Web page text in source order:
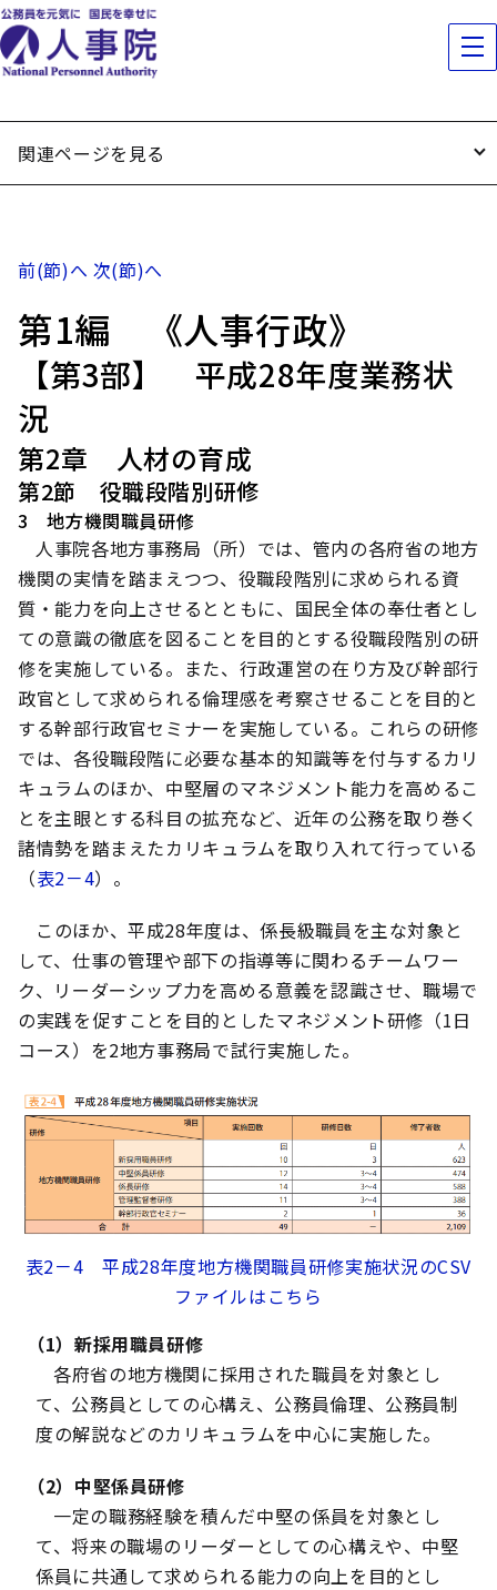
関連ページを見る
前(節)へ 次(節)へ
第1編 《人事行政》
【第3部】 平成28年度業務状
況
第2章 人材の育成
第2節 役職段階別研修
3 地方機関職員研修
人事院各地方事務局（所）では、管内の各府省の地方
機関の実情を踏まえつつ、役職段階別に求められる資
質・能力を向上させるとともに、国民全体の奉仕者とし
ての意識の徹底を図ることを目的とする役職段階別の研
修を実施している。また、行政運営の在り方及び幹部行
政官として求められる倫理感を考察させることを目的と
する幹部行政官セミナーを実施している。これらの研修
では、各役職段階に必要な基本的知識等を付与するカリ
キュラムのほか、中堅層のマネジメント能力を高めるこ
とを主眼とする科目の拡充など、近年の公務を取り巻く
諸情勢を踏まえたカリキュラムを取り入れて行っている
（表2－4）。
このほか、平成28年度は、係長級職員を主な対象と
して、仕事の管理や部下の指導等に関わるチームワー
ク、リーダーシップ力を高める意義を認識させ、職場で
の実践を促すことを目的としたマネジメント研修（1日
コース）を2地方事務局で試行実施した。
表2－4 平成28年度地方機関職員研修実施状況のCSV
ファイルはこちら
（1）新採用職員研修
各府省の地方機関に採用された職員を対象とし
て、公務員としての心構え、公務員倫理、公務員制
度の解説などのカリキュラムを中心に実施した。
（2）中堅係員研修
一定の職務経験を積んだ中堅の係員を対象とし
て、将来の職場のリーダーとしての心構えや、中堅
係員に共通して求められる能力の向上を目的とし